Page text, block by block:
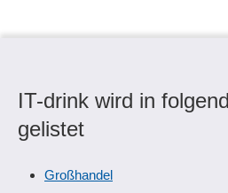
IT-drink wird in
gelistet
Großhandel